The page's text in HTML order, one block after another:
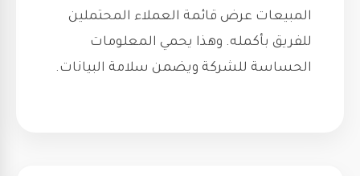
المبيعات عرض قائمة العملاء المحتملين
للفريق بأكمله. وهذا يحمي المعلومات
الحساسة للشركة ويضمن سلامة البيانات.